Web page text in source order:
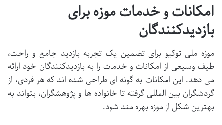
امکانات و خدمات موزه برای
بازدیدکنندگان
موزه ملی توکیو برای تضمین یک تجربه بازدید جامع و راحت،
طیف وسیعی از امکانات و خدمات را به بازدیدکنندگان خود ارائه
می دهد. این امکانات به گونه ای طراحی شده اند که هر فردی، از
گردشگران بین المللی گرفته تا خانواده ها و پژوهشگران، بتواند به
بهترین شکل از موزه بهره مند شود.